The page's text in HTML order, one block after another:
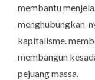
membantu
menghubungkan-
kapitalisme.
membangun
pejuang massa.